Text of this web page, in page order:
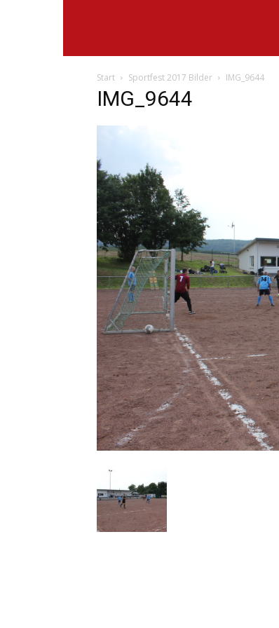
Start Sportfest 2017 Bilder IMG_9644
IMG_9644